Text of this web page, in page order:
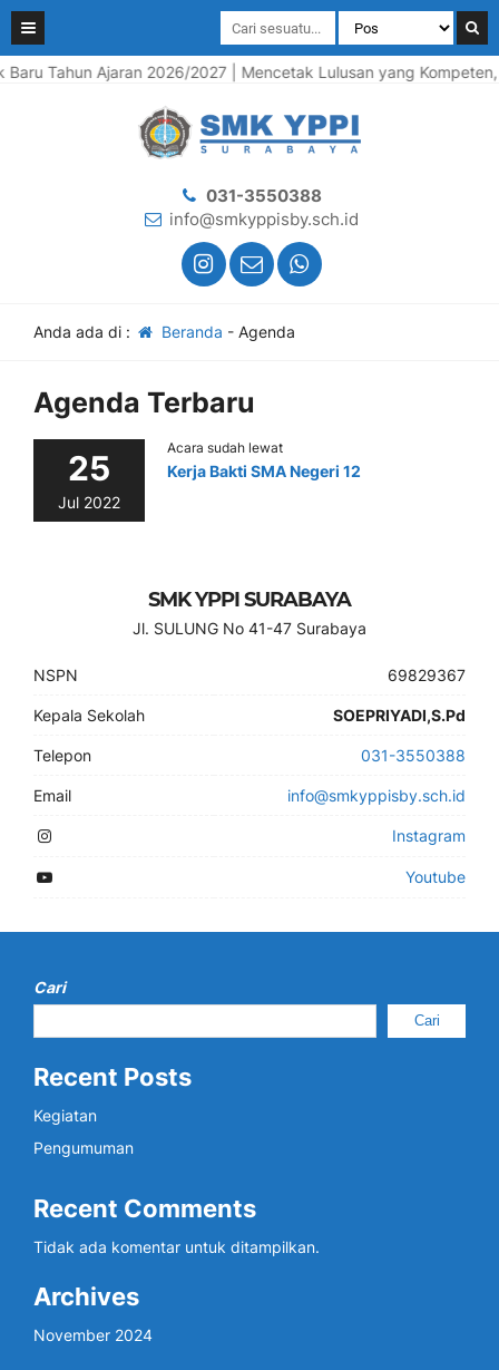
Tahun Ajaran 2026/2027 | Mencetak Lulusan yang Kompeten,
031-3550388
info@smkyppisby.sch.id
Anda ada di : Beranda - Agenda
Agenda Terbaru
25
Jul 2022
Acara sudah lewat
Kerja Bakti SMA Negeri 12
SMK YPPI SURABAYA
Jl. SULUNG No 41-47 Surabaya
NSPN 69829367
Kepala Sekolah SOEPRIYADI,S.Pd
Telepon 031-3550388
Email info@smkyppisby.sch.id
Instagram
Youtube
Cari
Cari
Recent Posts
Kegiatan
Pengumuman
Recent Comments
Tidak ada komentar untuk ditampilkan.
Archives
November 2024